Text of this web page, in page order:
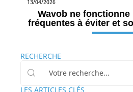
13/04/2026
Wavob ne
fréquentes à éviter et
RECHERCHE
LES ARTICLES CLÉS